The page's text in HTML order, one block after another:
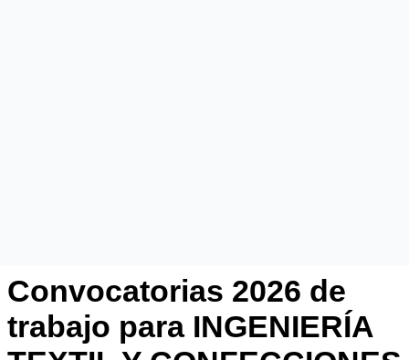
Convocatorias 2026 de
trabajo para INGENIERÍA